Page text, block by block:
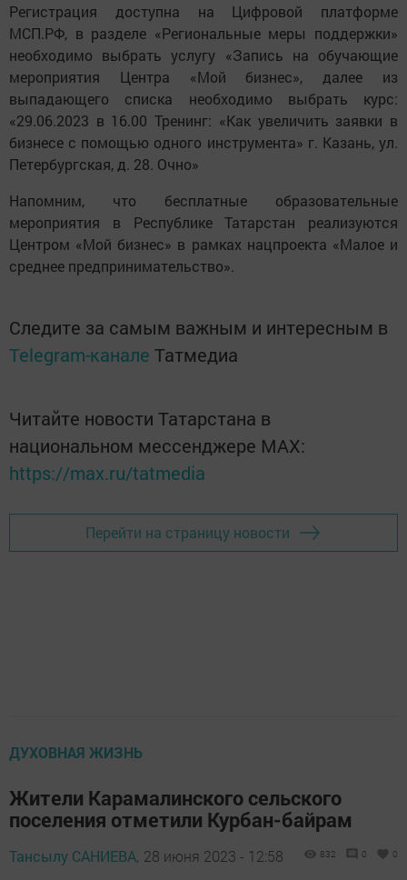
Регистрация доступна на Цифровой платформе
МСП.РФ, в разделе «Региональные меры поддержки»
необходимо выбрать услугу «Запись на обучающие
мероприятия Центра «Мой бизнес», далее из
выпадающего списка необходимо выбрать курс:
«29.06.2023 в 16.00 Тренинг: «Как увеличить заявки в
бизнесе с помощью одного инструмента» г. Казань, ул.
Петербургская, д. 28. Очно»
Напомним, что бесплатные образовательные
мероприятия в Республике Татарстан реализуются
Центром «Мой бизнес» в рамках нацпроекта «Малое и
среднее предпринимательство».
Следите за самым важным и интересным в
Telegram-канале Татмедиа
Читайте новости Татарстана в
национальном мессенджере MАХ:
https://max.ru/tatmedia
Перейти на страницу новости
ДУХОВНАЯ ЖИЗНЬ
Жители Карамалинского сельского
поселения отметили Курбан-байрам
Тансылу САНИЕВА, 28 июня 2023 - 12:58 832 0 0